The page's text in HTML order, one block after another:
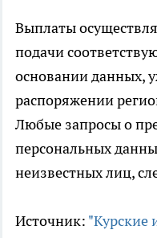
Выплаты
подачи
основании данных,
распоряжении
Любые запросы о
персональных
неизвестных лиц,
Источник: "Курские